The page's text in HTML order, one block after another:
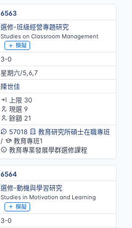
6563
選修-班級經營專題研究
Studies on Classroom Management
模擬
3-0
星期六/5,6,7
陳世佳
上限 30
現選 9
餘額 21
57018
教育研究所碩士在職專班
/
教育專班1
教育專業發展學群選修課程
6564
選修-動機與學習研究
Studies in Motivation and Learning
模擬
3-0